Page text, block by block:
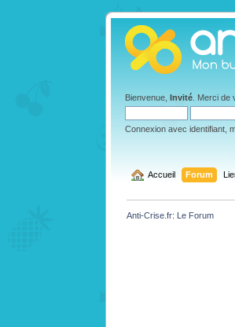
Bienvenue,Invité . Merci de
Connexion avec identifiant,
Accueil Forum
Anti-Crise.fr: Le Forum